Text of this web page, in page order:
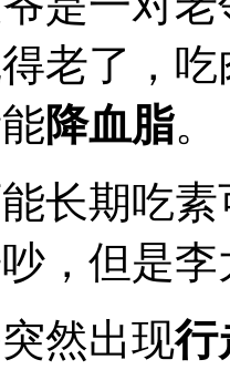
老了，
降血脂。
长期吃
，但是
然出现行